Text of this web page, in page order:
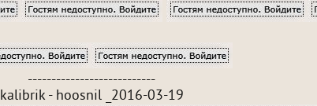
---------------------------
kalibrik - hoosnil _2016-03-19